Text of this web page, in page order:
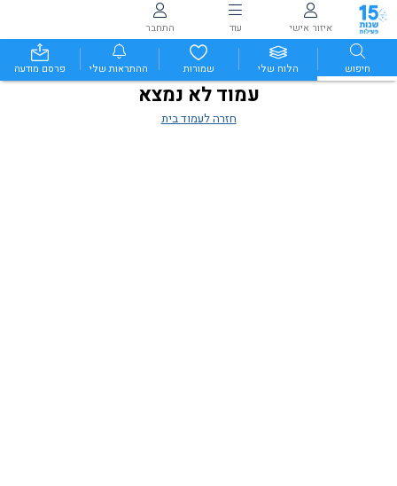
איזור אישי עוד התחבר
חיפוש הלוח שלי שמורות ההתראות שלי פרסם מודעה
עמוד לא נמצא
חזרה לעמוד בית